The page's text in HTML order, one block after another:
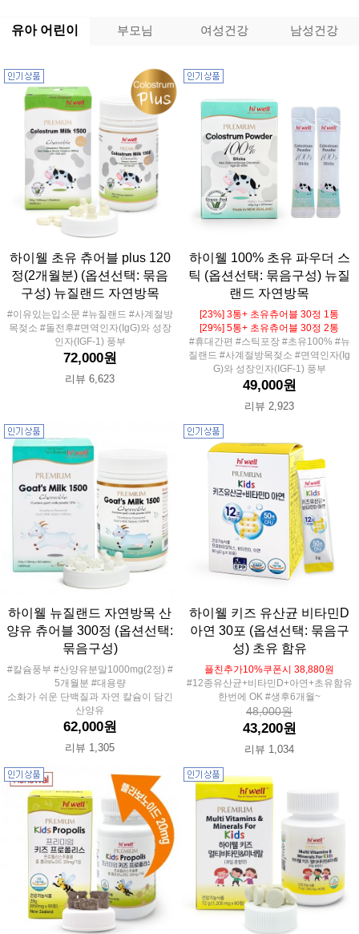
유아 어린이 부모님 여성건강 남성건강
하이웰 초유 츄어블 plus 120
정(2개월분) (옵션선택: 묶음
구성) 뉴질랜드 자연방목
#이유있는입소문 #뉴질랜드 #사계절방
목젖소 #돌전후#면역인자(IgG)와 성장
인자(IGF-1) 풍부
72,000원
리뷰 6,623
하이웰 100% 초유 파우더 스
틱 (옵션선택: 묶음구성) 뉴질
랜드 자연방목
[23%] 3통+ 초유츄어블 30정 1통
[29%] 5통+ 초유츄어블 30정 2통
#휴대간편 #스틱포장 #초유100% #뉴
질랜드 #사계절방목젖소 #면역인자(Ig
G)와 성장인자(IGF-1) 풍부
49,000원
리뷰 2,923
하이웰 뉴질랜드 자연방목 산
양유 츄어블 300정 (옵션선택:
묶음구성)
#칼슘풍부 #산양유분말1000mg(2정) #
5개월분 #대용량
소화가 쉬운 단백질과 자연 칼슘이 담긴
산양유
62,000원
리뷰 1,305
하이웰 키즈 유산균 비타민D
아연 30포 (옵션선택: 묶음구
성) 초유 함유
플친추가10%쿠폰시 38,880원
#12종유산균+비타민D+아연+초유함유
한번에 OK #생후6개월~
48,000원
43,200원
리뷰 1,034